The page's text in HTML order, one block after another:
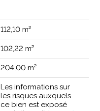
112,10 m²
102,22 m²
204,00 m²
Les informations sur
les risques auxquels
ce bien est exposé